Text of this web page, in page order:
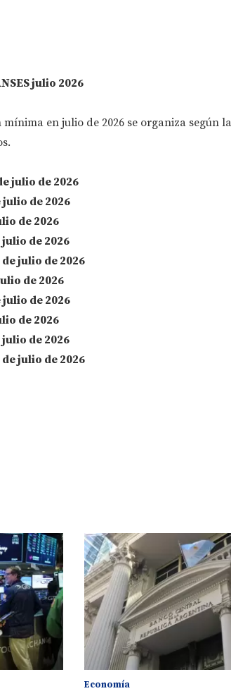
julio 2026
en julio de 2026 se organiza según la
julio de 2026
de 2026
de 2026
de 2026
julio de 2026
de 2026
de 2026
de 2026
de 2026
julio de 2026
Economía